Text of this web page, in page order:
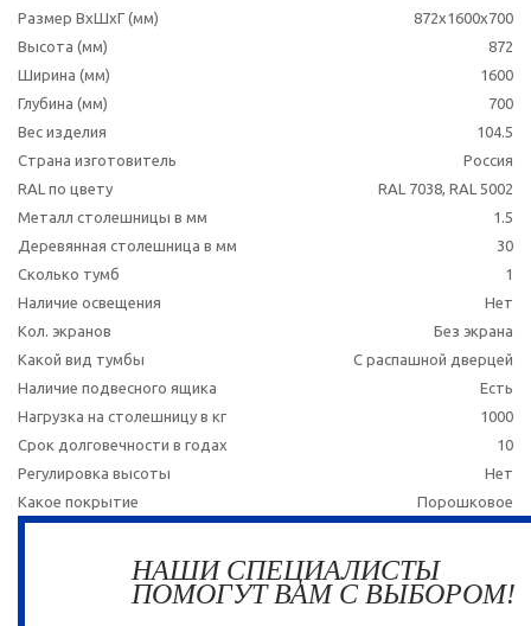
Размер ВхШхГ (мм)
872х1600х700
Высота (мм)
872
Ширина (мм)
1600
Глубина (мм)
700
Вес изделия
104.5
Страна изготовитель
Россия
RAL по цвету
RAL 7038, RAL 5002
Металл столешницы в мм
1.5
Деревянная столешница в мм
30
Сколько тумб
1
Наличие освещения
Нет
Кол. экранов
Без экрана
Какой вид тумбы
С распашной дверцей
Наличие подвесного ящика
Есть
Нагрузка на столешницу в кг
1000
Срок долговечности в годах
10
Регулировка высоты
Нет
Какое покрытие
Порошковое
НАШИ СПЕЦИАЛИСТЫ
ПОМОГУТ ВАМ С ВЫБОРОМ!